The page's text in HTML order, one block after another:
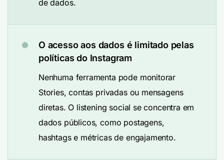
de dados.
O acesso aos dados é limitado pelas
políticas do Instagram
Nenhuma ferramenta pode monitorar
Stories, contas privadas ou mensagens
diretas. O listening social se concentra em
dados públicos, como postagens,
hashtags e métricas de engajamento.